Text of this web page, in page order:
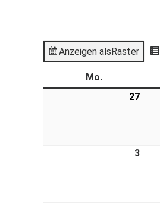
Anzeigen alsRaster
Mo.
27
3